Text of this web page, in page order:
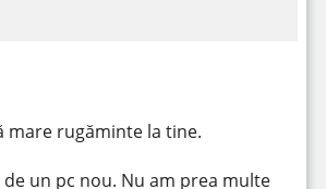
mare rugăminte la tine.
un pc nou. Nu am prea multe